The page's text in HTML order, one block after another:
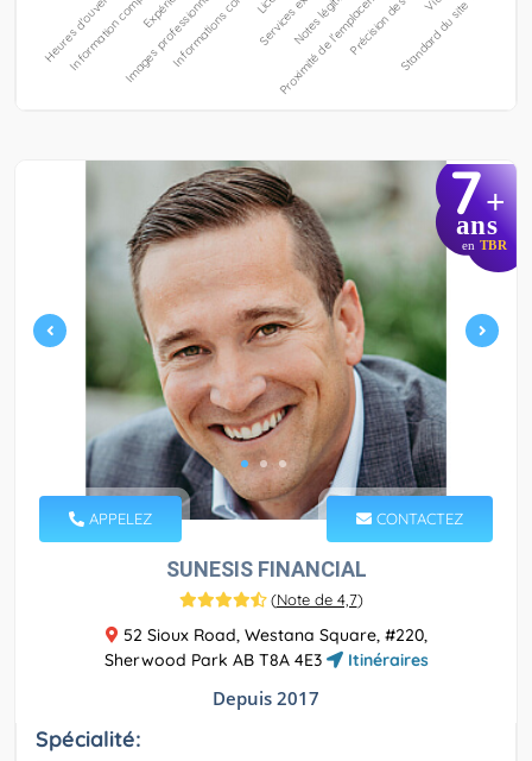
7+
ans
en TBR
APPELEZ CONTACTEZ
SUNESIS FINANCIAL
(Note de 4,7)
52 Sioux Road, Westana Square, #220,
Sherwood Park AB T8A 4E3
Itinéraires
Depuis 2017
Spécialité: